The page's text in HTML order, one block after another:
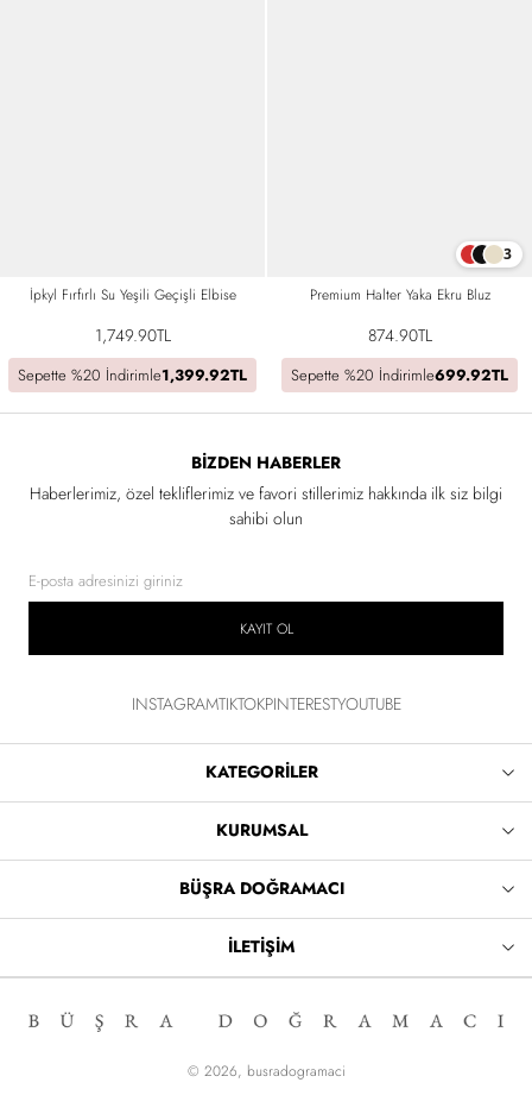
İpkyl Fırfırlı Su Yeşili Geçişli Elbise
1,749.90TL
Sepette %20 İndirimle1,399.92TL
3
Premium Halter Yaka Ekru Bluz
874.90TL
Sepette %20 İndirimle699.92TL
BIZDEN HABERLER
Haberlerimiz, özel tekliflerimiz ve favori stillerimiz hakkında ilk siz bilgi
sahibi olun
KAYIT OL
INSTAGRAMTIKTOKPINTERESTYOUTUBE
KATEGORİLER
KURUMSAL
BÜŞRA DOĞRAMACI
İLETİŞİM
© 2026, busradogramaci